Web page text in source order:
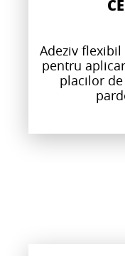
Adeziv flexibil
pentru
placilor